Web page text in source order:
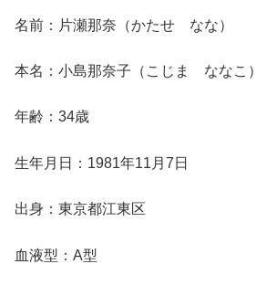
名前：片瀬那奈（かたせ なな）
本名：小島那奈子（こじま ななこ）
年齢：34歳
生年月日：1981年11月7日
出身：東京都江東区
血液型：A型